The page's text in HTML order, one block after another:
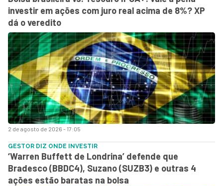
2 de agosto de 2026 - 17:05
investir em ações com juro real acima de 8%? XP
dá o veredito
GESTOR DIZ ONDE INVESTIR
‘Warren Buffett de Londrina’ defende que
Bradesco (BBDC4), Suzano (SUZB3) e outras 4
ações estão baratas na bolsa